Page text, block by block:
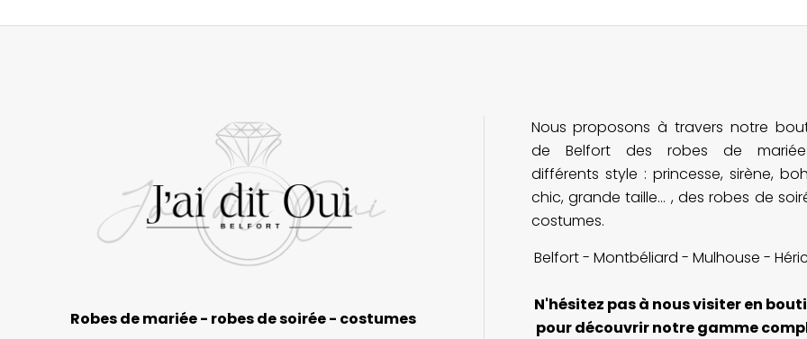
ma belle-maman.
Je recommande cette adresse à
toutes les futures mariées !
Robes de mariée - robes de soirée - costumes
Nous proposons à travers notre
de Belfort des robes de
différents style : princesse, sirène,
chic, grande taille... , des robes de
costumes.
Belfort - Montbéliard - Mulhouse -
N'hésitez pas à nous visiter en
pour découvrir notre gamme